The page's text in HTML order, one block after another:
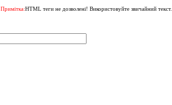
Примітка:HTML теги не дозволені! Використовуйте звичайний текст.